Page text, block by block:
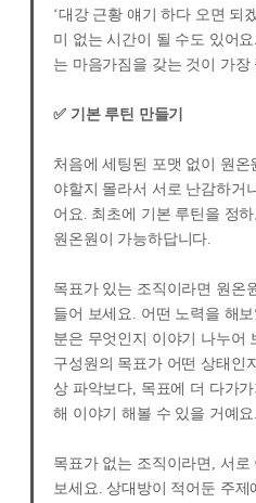
‘대강 근황 얘기 하다 오면 되
미 없는 시간이 될 수도 있어
는 마음가짐을 갖는 것이 가장
✅ 기본 루틴 만들기
처음에 세팅된 포맷 없이 원온
야할지 몰라서 서로 난감하거
어요. 최초에 기본 루틴을 정
원온원이 가능하답니다.
목표가 있는 조직이라면 원온
들어 보세요. 어떤 노력을 해
분은 무엇인지 이야기 나누어
구성원의 목표가 어떤 상태인
상 파악보다, 목표에 더 다가
해 이야기 해볼 수 있을 거예요.
목표가 없는 조직이라면, 서
보세요. 상대방이 적어둔 주